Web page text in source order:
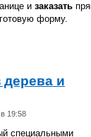
и заказать
форму.
дерева и
19:58
специальными